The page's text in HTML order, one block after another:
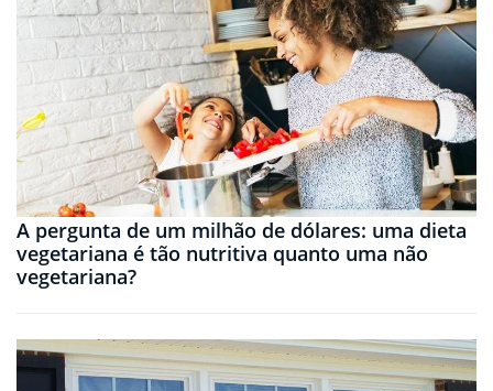
A pergunta de um milhão de dólares: uma dieta
vegetariana é tão nutritiva quanto uma não
vegetariana?